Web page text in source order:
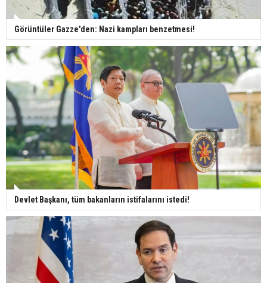
Görüntüler Gazze'den: Nazi kampları benzetmesi!
Devlet Başkanı, tüm bakanların istifalarını istedi!